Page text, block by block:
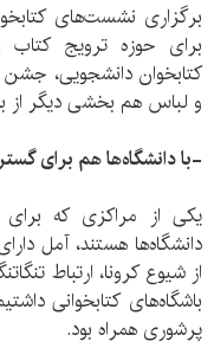
برگزاری نشست‌های
برای حوزه ترویج کتاب
کتابخوان دانشجویی، جشن
و لباس هم بخشی دیگر از
-با دانشگاه‌ها هم برای
یکی از مراکزی که
از شیوع کرونا، ارتباط
باشگاه‌های کتابخوانی
پرشوری همراه بود.